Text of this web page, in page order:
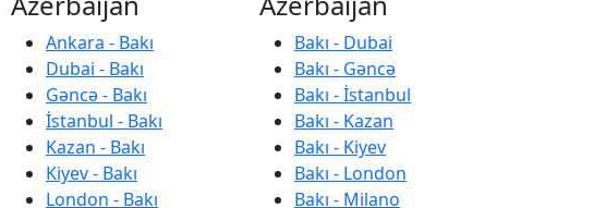
Ankara - Bakı
Dubai - Bakı
Gəncə - Bakı
İstanbul - Bakı
Kazan - Bakı
Kiyev - Bakı
London - Bakı
Bakı - Dubai
Bakı - Gəncə
Bakı - İstanbul
Bakı - Kazan
Bakı - Kiyev
Bakı - London
Bakı - Milano